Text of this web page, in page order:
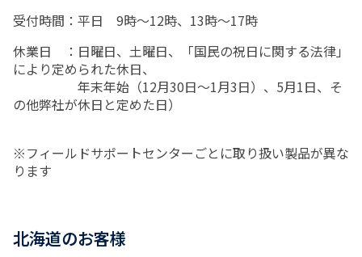
受付時間：平日 9時～12時、13時～17時
休業日 ：日曜日、土曜日、「国民の祝日に関する法律」
により定められた休日、
年末年始（12月30日～1月3日）、5月1日、そ
の他弊社が休日と定めた日）
※フィールドサポートセンターごとに取り扱い製品が異な
ります
北海道のお客様